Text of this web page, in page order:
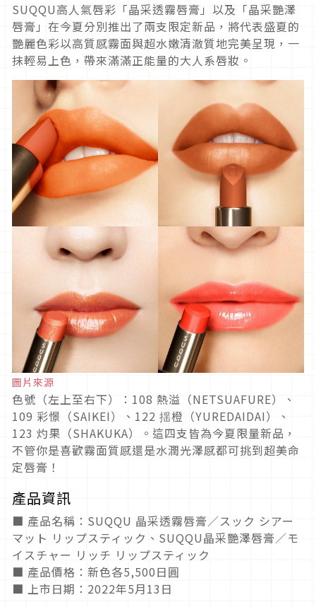
SUQQU高人氣唇彩「晶采透霧唇膏」以及「晶采艷澤
唇膏」在今夏分別推出了兩支限定新品，將代表盛夏的
艷麗色彩以高質感霧面與超水嫩清澈質地完美呈現，一
抹輕易上色，帶來滿滿正能量的大人系唇妝。
圖片來源
色號（左上至右下）：108 熱溢（NETSUAFURE）、
109 彩憬（SAIKEI）、122 揺橙（YUREDAIDAI）、
123 灼果（SHAKUKA）。這四支皆為今夏限量新品，
不管你是喜歡霧面質感還是水潤光澤感都可挑到超美命
定唇膏！
產品資訊
■ 產品名稱：SUQQU 晶采透霧唇膏／スック シアー
マット リップスティック、SUQQU晶采艷澤唇膏／モ
イスチャー リッチ リップスティック
■ 產品價格：新色各5,500日圓
■ 上市日期：2022年5月13日